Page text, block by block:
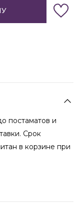
постаматов и
Срок
в корзине при